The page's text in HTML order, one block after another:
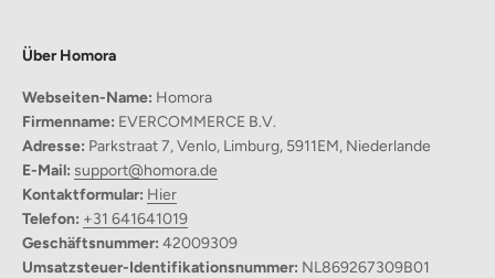
Warum werden Sie dieses Lesekissen lieben?
Ergonomische Rückenunterstützung
Die hohe Keilform unterstützt Rücken, Nacken und Schultern
und hilft dabei, eine bequemere Sitzposition im Bett oder auf dem
Sofa einzunehmen.
Über Homora
Webseiten-Name: Homora
Firmenname: EVERCOMMERCE B.V.
Adresse: Parkstraat 7, Venlo, Limburg, 5911EM, Niederlande
E-Mail: support@homora.de
Kontaktformular: Hier
Telefon: +31 641641019
Geschäftsnummer: 42009309
Umsatzsteuer-Identifikationsnummer: NL869267309B01